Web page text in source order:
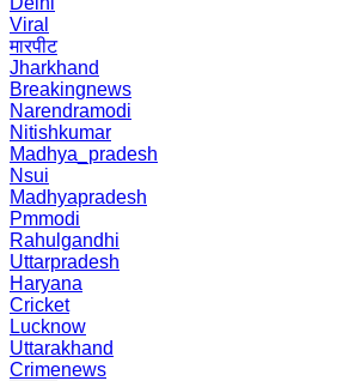
Viral
मारपीट
Jharkhand
Breakingnews
Narendramodi
Nitishkumar
Madhya_pradesh
Nsui
Madhyapradesh
Pmmodi
Rahulgandhi
Uttarpradesh
Haryana
Cricket
Lucknow
Uttarakhand
Crimenews